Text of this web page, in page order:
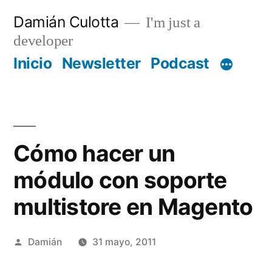
contenido
Damián Culotta
I'm just a
developer
Inicio Newsletter Podcast
Cómo hacer un
módulo con soporte
multistore en Magento
Publicado
Damián 31 mayo, 2011